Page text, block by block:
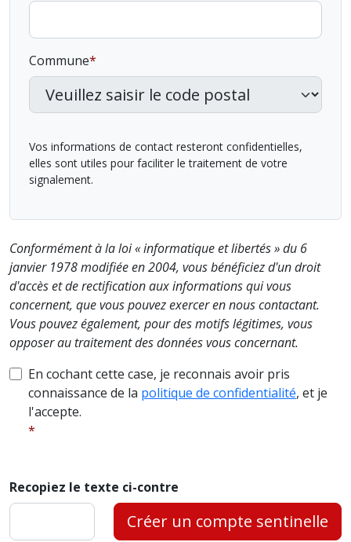
Commune
Vos informations de contact resteront confidentielles,
elles sont utiles pour faciliter le traitement de votre
signalement.
Conformément à la loi « informatique et libertés » du 6
janvier 1978 modifiée en 2004, vous bénéficiez d'un droit
d'accès et de rectification aux informations qui vous
concernent, que vous pouvez exercer en nous contactant.
Vous pouvez également, pour des motifs légitimes, vous
opposer au traitement des données vous concernant.
En cochant cette case, je reconnais avoir pris
connaissance de la politique de confidentialité, et je
l'accepte.
Recopiez le texte ci-contre
Créer un compte sentinelle